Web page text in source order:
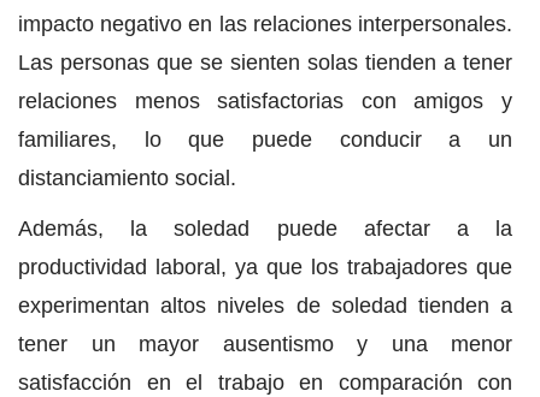
impacto negativo en las relaciones interpersonales.
Las personas que se sienten solas tienden a tener
relaciones menos satisfactorias con amigos y
familiares, lo que puede conducir a un
distanciamiento social.
Además, la soledad puede afectar a la
productividad laboral, ya que los trabajadores que
experimentan altos niveles de soledad tienden a
tener un mayor ausentismo y una menor
satisfacción en el trabajo en comparación con